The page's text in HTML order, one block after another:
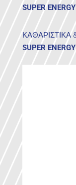
SUPER
ΚΑΘΑΡΙΣΤΙΚΑ
SUPER